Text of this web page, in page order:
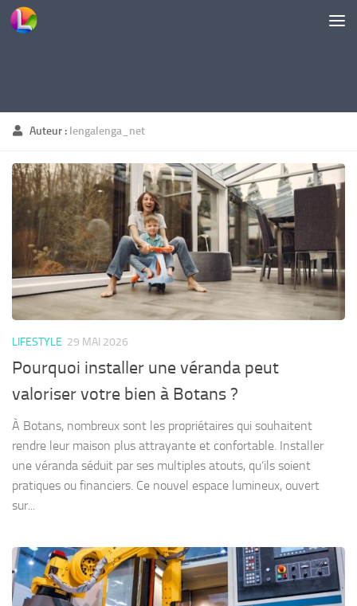
Skip to content
Auteur : lengalenga_net
LIFESTYLE 29 MAI 2026
Pourquoi installer une véranda peut
valoriser votre bien à Botans ?
À Botans, nombreux sont les propriétaires qui souhaitent
rendre leur maison plus attrayante et confortable. Installer
une véranda séduit par ses multiples atouts, qu’ils soient
pratiques ou financiers. Ce nouvel espace lumineux, ouvert
sur...